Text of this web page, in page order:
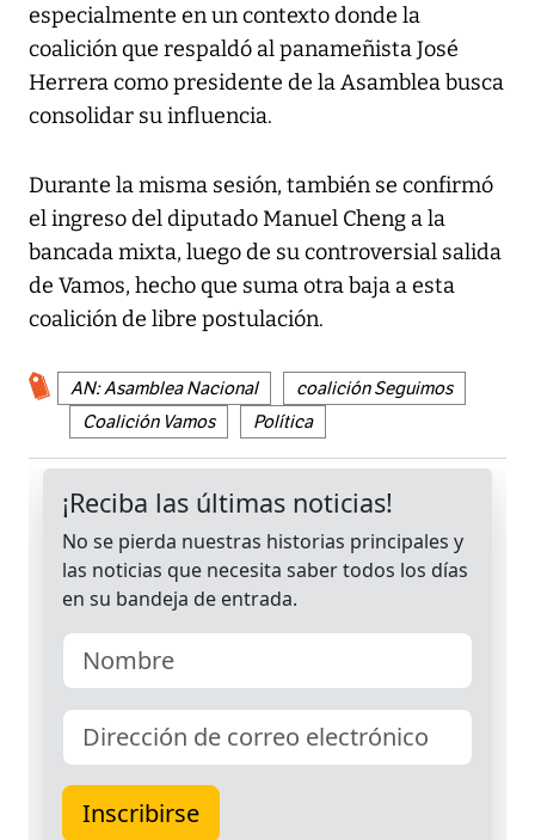
especialmente en un contexto donde la
coalición que respaldó al panameñista José
Herrera como presidente de la Asamblea busca
consolidar su influencia.
Durante la misma sesión, también se confirmó
el ingreso del diputado Manuel Cheng a la
bancada mixta, luego de su controversial salida
de Vamos, hecho que suma otra baja a esta
coalición de libre postulación.
AN: Asamblea Nacional
coalición Seguimos
Coalición Vamos
Política